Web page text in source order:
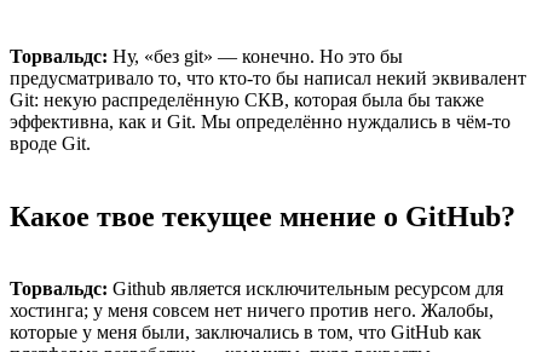
Торвальдс: Ну, «без git» — конечно. Но это бы
предусматривало то, что кто-то бы написал некий эквивалент
Git: некую распределённую СКВ, которая была бы также
эффективна, как и Git. Мы определённо нуждались в чём-то
вроде Git.
Какое твое текущее мнение о GitHub?
Торвальдс: Github является исключительным ресурсом для
хостинга; у меня совсем нет ничего против него. Жалобы,
которые у меня были, заключались в том, что GitHub как